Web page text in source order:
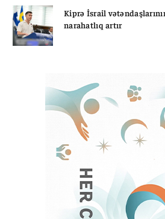
Kiprə İsrail
narahatlıq artır